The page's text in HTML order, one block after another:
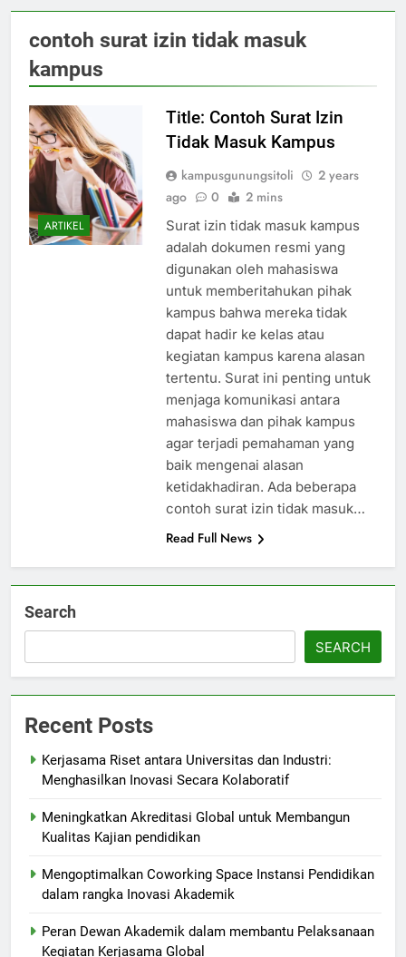
contoh surat izin tidak masuk
kampus
ARTIKEL
Title: Contoh Surat Izin
Tidak Masuk Kampus
kampusgunungsitoli
2 years
ago
0 2 mins
Surat izin tidak masuk kampus
adalah dokumen resmi yang
digunakan oleh mahasiswa
untuk memberitahukan pihak
kampus bahwa mereka tidak
dapat hadir ke kelas atau
kegiatan kampus karena alasan
tertentu. Surat ini penting untuk
menjaga komunikasi antara
mahasiswa dan pihak kampus
agar terjadi pemahaman yang
baik mengenai alasan
ketidakhadiran. Ada beberapa
contoh surat izin tidak masuk…
Read Full News
Search
SEARCH
Recent Posts
Kerjasama Riset antara Universitas dan Industri:
Menghasilkan Inovasi Secara Kolaboratif
Meningkatkan Akreditasi Global untuk Membangun
Kualitas Kajian pendidikan
Mengoptimalkan Coworking Space Instansi Pendidikan
dalam rangka Inovasi Akademik
Peran Dewan Akademik dalam membantu Pelaksanaan
Kegiatan Kerjasama Global